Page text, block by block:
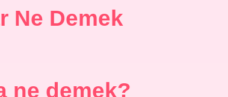
Ne Demek
ne demek?